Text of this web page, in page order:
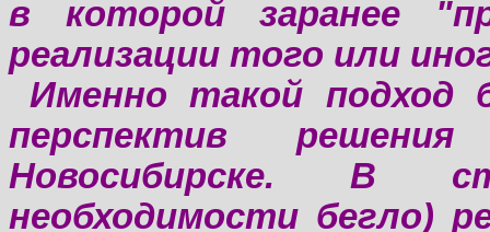
в которой заранее
реализации того или
Именно такой подход
перспектив
Новосибирске. В
необходимости бегло)